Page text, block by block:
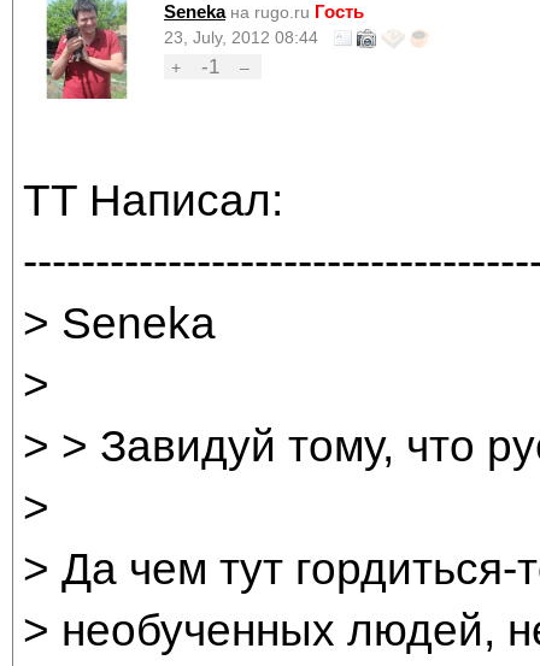
Seneka на rugo.ru Гость
23, July, 2012 08:44
+
-1 –
TT Написал:
> Seneka
>
> > Завидуй тому, что
>
> Да чем тут
> необученных людей,